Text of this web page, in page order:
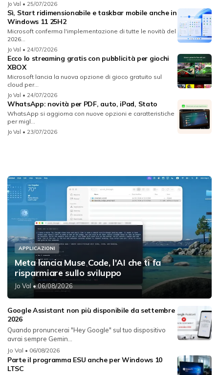
Jo Val • 25/07/2026
Sì, Start ridimensionabile e taskbar mobile anche in
Windows 11 25H2
Microsoft conferma l'implementazione di tutte le novità del
2026...
Jo Val • 24/07/2026
Ecco lo streaming gratis con pubblicità per giochi
XBOX
Microsoft lancia la nuova opzione di gioco gratuito sul
cloud per...
Jo Val • 24/07/2026
WhatsApp: novità per PDF, auto, iPad, Stato
WhatsApp si aggiorna con nuove opzioni e caratteristiche
per migl...
Jo Val • 23/07/2026
APPLICAZIONI
Meta lancia Muse Code, l'AI che ti fa
risparmiare sullo sviluppo
Jo Val • 06/08/2026
Google Assistant non più disponibile da settembre
2026
Quando pronuncerai "Hey Google" sul tuo dispositivo
avrai sempre Gemin...
Jo Val • 06/08/2026
Parte il programma ESU anche per Windows 10
LTSC